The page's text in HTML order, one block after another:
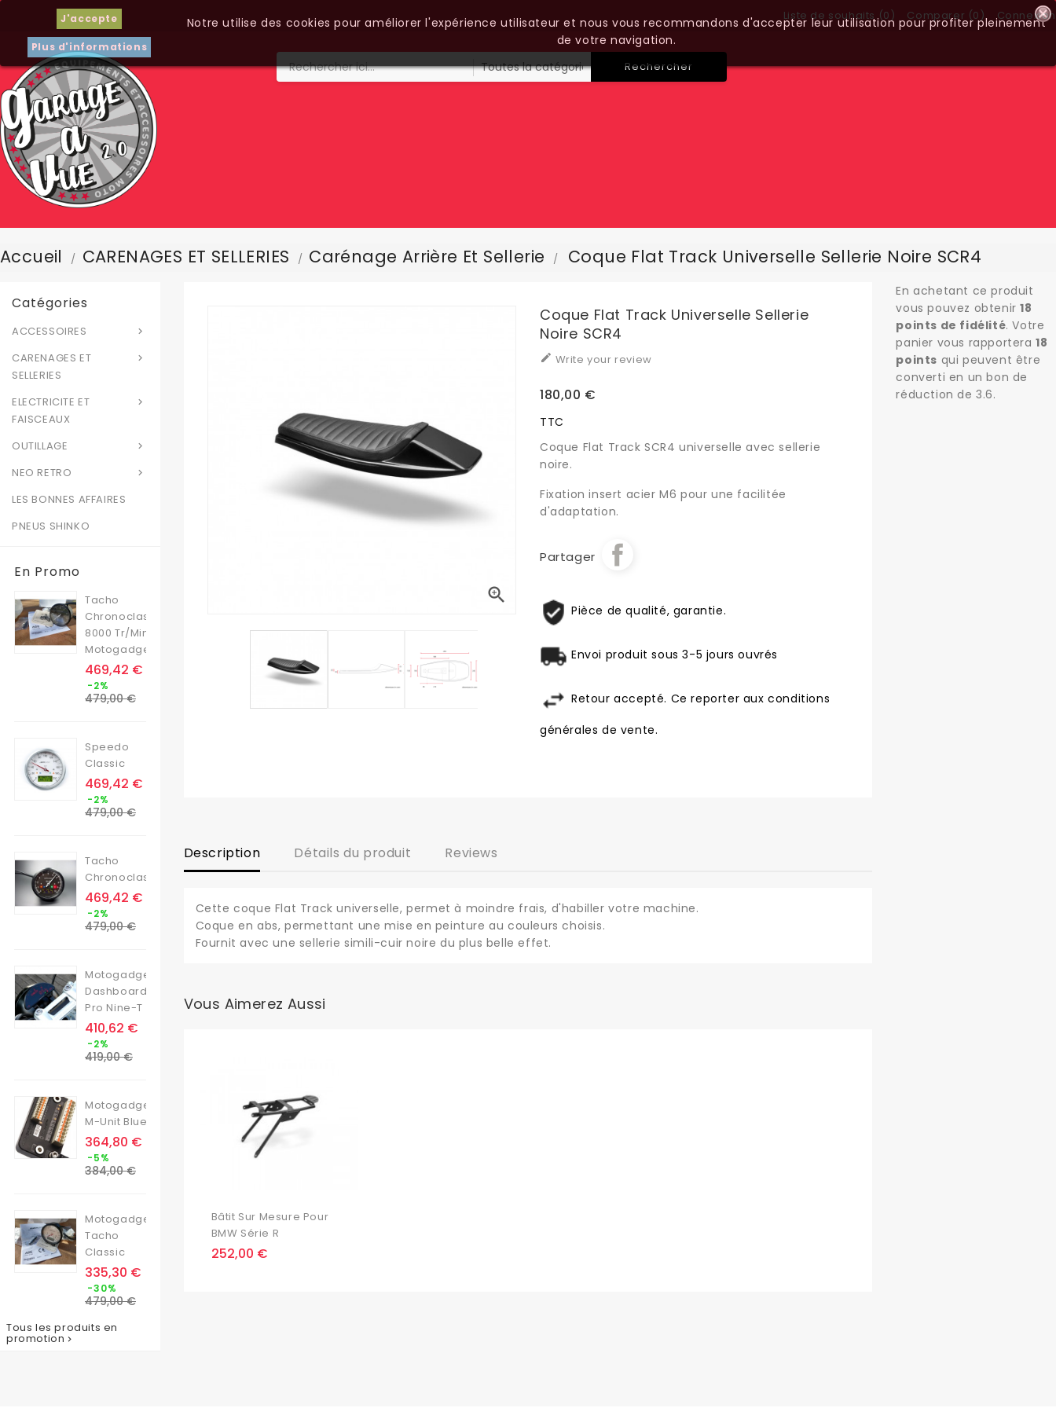
Connexion
Comparer (0)
Liste de souhaits (0)
Rechercher
J'accepte
Plus d'informations
Notre utilise des cookies pour améliorer l'expérience utilisateur et nous vous recommandons d'accepter leur utilisation pour profiter pleinement
de votre navigation.
Accueil CARENAGES ET SELLERIES Carénage Arrière Et Sellerie Coque Flat Track Universelle Sellerie Noire SCR4
Catégories

ACCESSOIRES

CARENAGES ET
SELLERIES

ELECTRICITE ET
FAISCEAUX

OUTILLAGE

NEO RETRO
LES BONNES AFFAIRES
PNEUS SHINKO
En Promo
Tacho
Chronoclassic
8000 Tr/min
Motogadget
Prix
469,42 €
-2%
de
479,00 €
Speedo
Classic
Prix
469,42 €
-2%
de
479,00 €
Tacho
Chronoclassic
Prix
469,42 €
-2%
de
479,00 €
Motogadget
Dashboard
Pro Nine-T
Prix
410,62 €
-2%
de
419,00 €
Motogadget
M-Unit Blue
Prix
364,80 €
-5%
de
384,00 €
Motogadget
Tacho
Classic
Prix
335,30 €
-30%
de
479,00 €
Tous les produits en
promotion 

Coque Flat Track Universelle Sellerie
Noire SCR4
 Write your review
180,00 €
TTC
Coque Flat Track SCR4 universelle avec sellerie
noire.
Fixation insert acier M6 pour une facilitée
d'adaptation.
Partager
Pièce de qualité, garantie.
Envoi produit sous 3-5 jours ouvrés
Retour accepté. Ce reporter aux conditions
générales de vente.
Description Détails du produit Reviews
Cette coque Flat Track universelle, permet à moindre frais, d'habiller votre machine.
Coque en abs, permettant une mise en peinture au couleurs choisis.
Fournit avec une sellerie simili-cuir noire du plus belle effet.
Vous Aimerez Aussi
Bâtit Sur Mesure Pour
BMW Série R
Prix
252,00 €
En achetant ce produit
vous pouvez obtenir18
points de fidélité. Votre
panier vous rapportera18
points qui peuvent être
converti en un bon de
réduction de3.6.